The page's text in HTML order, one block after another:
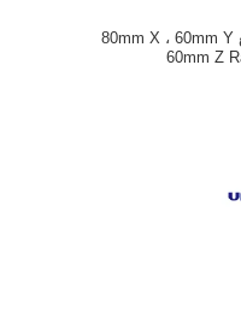
نظام فحص أداة القطع مع 80mm X ، 60mm Y